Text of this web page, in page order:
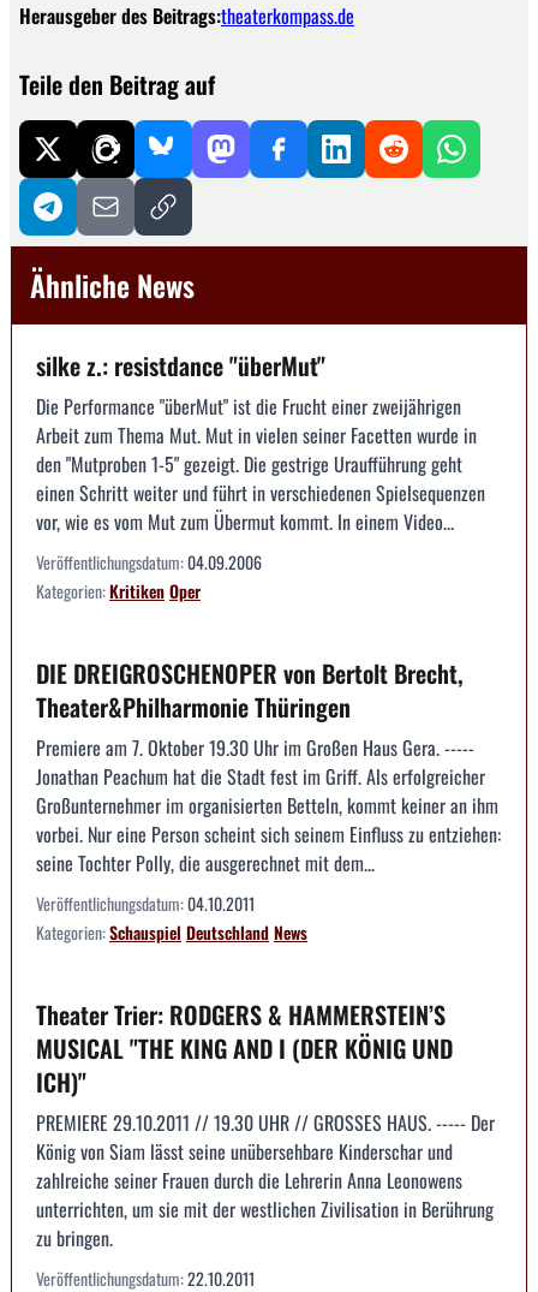
Herausgeber des Beitrags:theaterkompass.de
Teile den Beitrag auf
Ähnliche News
silke z.: resistdance "überMut"
Die Performance "überMut" ist die Frucht einer zweijährigen
Arbeit zum Thema Mut. Mut in vielen seiner Facetten wurde in
den "Mutproben 1-5" gezeigt. Die gestrige Uraufführung geht
einen Schritt weiter und führt in verschiedenen Spielsequenzen
vor, wie es vom Mut zum Übermut kommt. In einem Video...
Veröffentlichungsdatum:04.09.2006
Kategorien:KritikenOper
DIE DREIGROSCHENOPER von Bertolt Brecht,
Theater&Philharmonie Thüringen
Premiere am 7. Oktober 19.30 Uhr im Großen Haus Gera. -----
Jonathan Peachum hat die Stadt fest im Griff. Als erfolgreicher
Großunternehmer im organisierten Betteln, kommt keiner an ihm
vorbei. Nur eine Person scheint sich seinem Einfluss zu entziehen:
seine Tochter Polly, die ausgerechnet mit dem...
Veröffentlichungsdatum:04.10.2011
Kategorien:Schauspiel DeutschlandNews
Theater Trier: RODGERS & HAMMERSTEIN’S
MUSICAL "THE KING AND I (DER KÖNIG UND
ICH)"
PREMIERE 29.10.2011 // 19.30 UHR // GROSSES HAUS. ----- Der
König von Siam lässt seine unübersehbare Kinderschar und
zahlreiche seiner Frauen durch die Lehrerin Anna Leonowens
unterrichten, um sie mit der westlichen Zivilisation in Berührung
zu bringen.
Veröffentlichungsdatum:22.10.2011